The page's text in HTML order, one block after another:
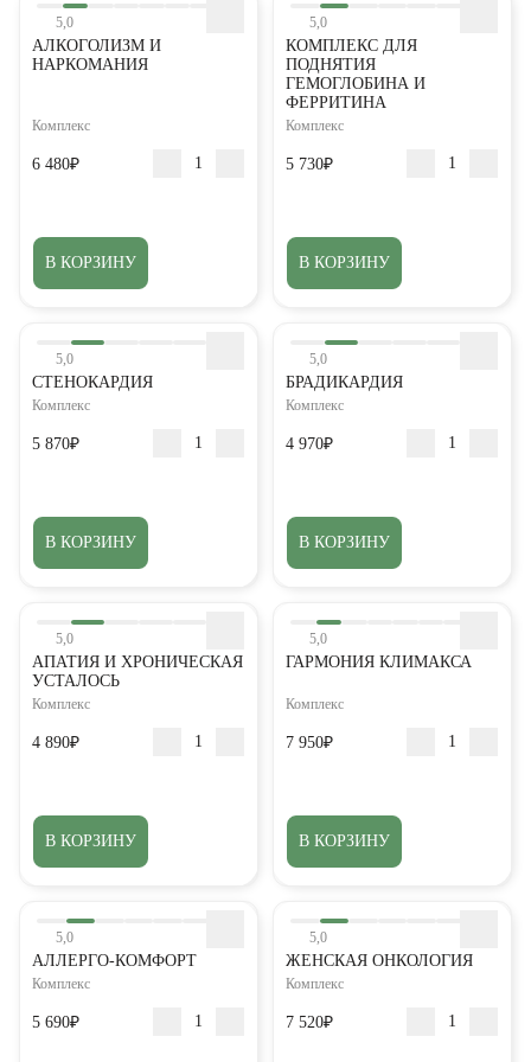
5,0
АЛКОГОЛИЗМ И
НАРКОМАНИЯ
Комплекс
6 480₽
В КОРЗИНУ
5,0
КОМПЛЕКС ДЛЯ
ПОДНЯТИЯ
ГЕМОГЛОБИНА И
ФЕРРИТИНА
Комплекс
5 730₽
В КОРЗИНУ
5,0
СТЕНОКАРДИЯ
Комплекс
5 870₽
В КОРЗИНУ
5,0
БРАДИКАРДИЯ
Комплекс
4 970₽
В КОРЗИНУ
5,0
АПАТИЯ И ХРОНИЧЕСКАЯ
УСТАЛОСЬ
Комплекс
4 890₽
В КОРЗИНУ
5,0
ГАРМОНИЯ КЛИМАКСА
Комплекс
7 950₽
В КОРЗИНУ
5,0
АЛЛЕРГО-КОМФОРТ
Комплекс
5 690₽
5,0
ЖЕНСКАЯ ОНКОЛОГИЯ
Комплекс
7 520₽